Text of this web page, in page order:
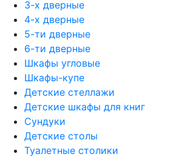
3-х дверные
4-х дверные
5-ти дверные
6-ти дверные
Шкафы угловые
Шкафы-купе
Детские стеллажи
Детские шкафы для книг
Сундуки
Детские столы
Туалетные столики